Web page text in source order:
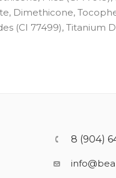
Dimethicone,
(CI 77499), Titanium
8 (904)